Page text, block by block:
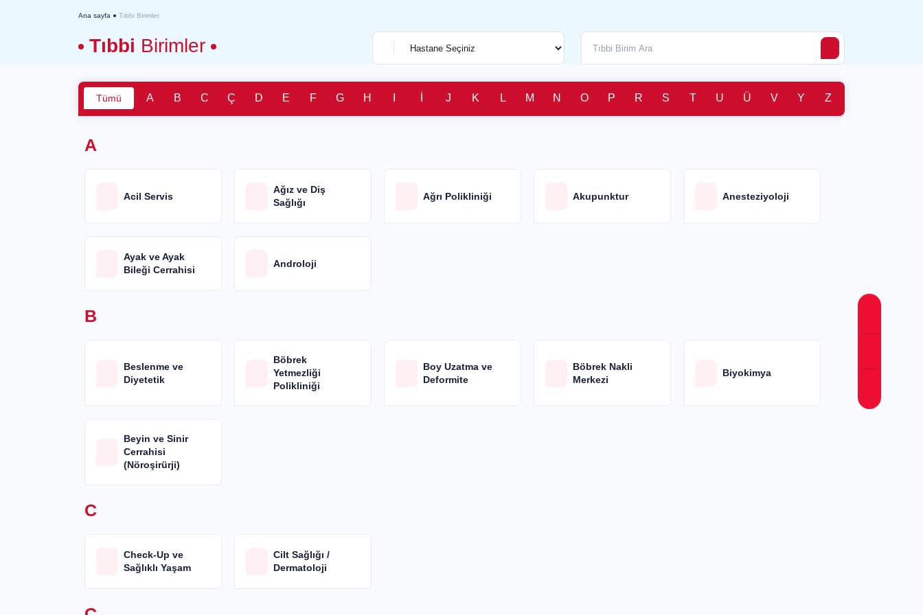
Ana sayfa Tıbbi Birimler
Tıbbi Birimler
Tümü A B C Ç D E F G H I İ J K L M N O P R S T U Ü V Y Z
A
Acil Servis
Ağız ve Diş
Sağlığı
Ağrı Polikliniği Akupunktur Anesteziyoloji
Ayak ve Ayak
Bileği Cerrahisi
Androloji
B
Beslenme ve
Diyetetik
Böbrek
Yetmezliği
Polikliniği
Boy Uzatma ve
Deformite
Böbrek Nakli
Merkezi
Biyokimya
Beyin ve Sinir
Cerrahisi
(Nöroşirürji)
C
Check-Up ve
Sağlıklı Yaşam
Cilt Sağlığı /
Dermatoloji